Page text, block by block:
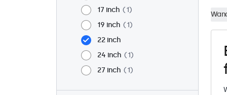
17 inch
1
19 inch
1
22 inch
24 inch
1
27 inch
1